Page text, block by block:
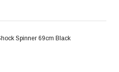
Spinner 69cm Black